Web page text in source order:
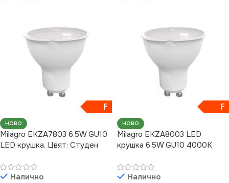
F
НОВО
Milagro EKZA7803 6.5W GU10
LED крушка. Цвят: Студен
Налично
F
НОВО
Milagro EKZA8003 LED
крушка 6.5W GU10 4000K
Налично